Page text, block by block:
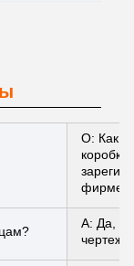
О: Как
коробки
A: Да,